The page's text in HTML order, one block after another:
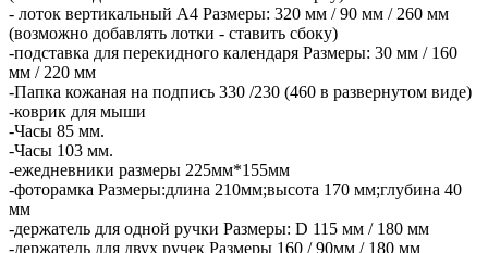
- лоток вертикальный А4 Размеры: 320 мм / 90 мм / 260 мм
(возможно добавлять лотки - ставить сбоку)
-подставка для перекидного календаря Размеры: 30 мм / 160
мм / 220 мм
-Папка кожаная на подпись 330 /230 (460 в развернутом виде)
-коврик для мыши
-Часы 85 мм.
-Часы 103 мм.
-ежедневники размеры 225мм*155мм
-фоторамка Размеры:длина 210мм;высота 170 мм;глубина 40
мм
-держатель для одной ручки Размеры: D 115 мм / 180 мм
-держатель для двух ручек Размеры 160 / 90мм / 180 мм